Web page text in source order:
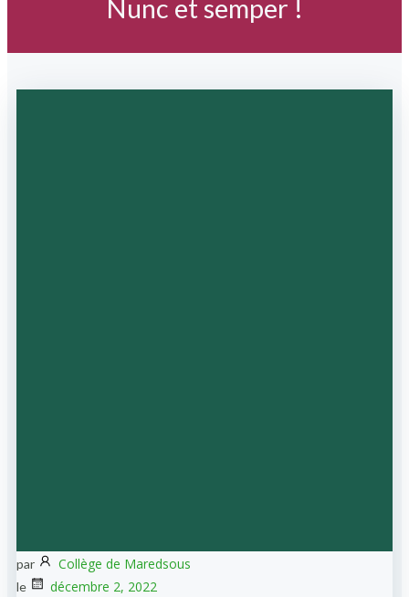
Nunc et semper !
par Collège de Maredsous
le décembre 2, 2022